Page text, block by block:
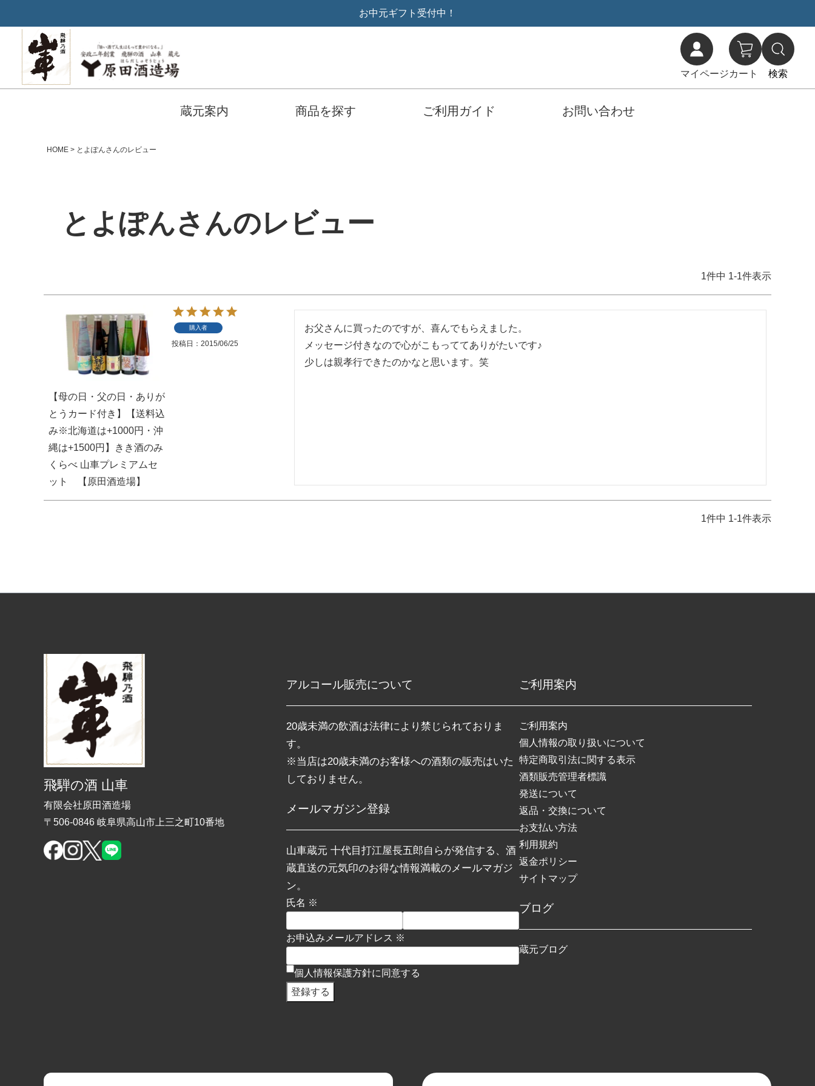
お中元ギフト受付中！
マイページカート 検索
蔵元案内 商品を探す ご利用ガイド お問い合わせ
HOME とよぽんさんのレビュー
とよぽんさんのレビュー
1件中 1-1件表示
【母の日・父の日・ありが
とうカード付き】【送料込
み※北海道は+1000円・沖
縄は+1500円】きき酒のみ
くらべ 山車プレミアムセ
ット 【原田酒造場】
購入者
投稿日 2015/06/25
お父さんに買ったのですが、喜んでもらえました。
メッセージ付きなので心がこもっててありがたいです♪
少しは親孝行できたのかなと思います。笑
1件中 1-1件表示
飛騨の酒 山車
有限会社原田酒造場
〒506-0846 岐阜県高山市上三之町10番地
アルコール販売について
20歳未満の飲酒は法律により禁じられておりま
す。
※当店は20歳未満のお客様への酒類の販売はいた
しておりません。
メールマガジン登録
山車蔵元 十代目打江屋長五郎自らが発信する、酒
蔵直送の元気印のお得な情報満載のメールマガジ
ン。
氏名 ※
お申込みメールアドレス ※
個人情報保護方針に同意する
ご利用案内
ご利用案内
個人情報の取り扱いについて
特定商取引法に関する表示
酒類販売管理者標識
発送について
返品・交換について
お支払い方法
利用規約
返金ポリシー
サイトマップ
ブログ
蔵元ブログ